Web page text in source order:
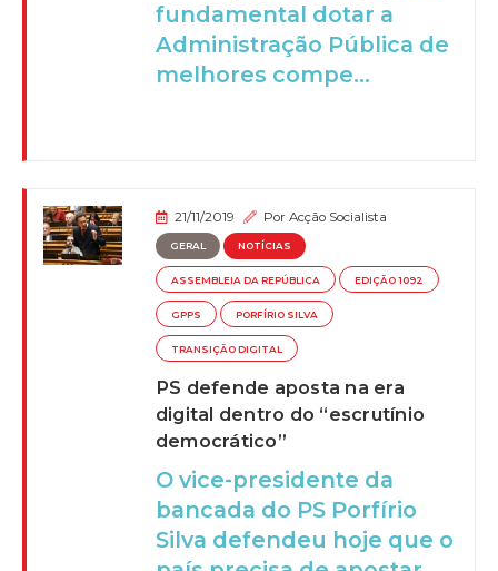
fundamental dotar a
Administração Pública de
melhores compe...
21/11/2019 PorAcção Socialista
GERAL NOTÍCIAS
ASSEMBLEIA DA REPÚBLICA EDIÇÃO 1092
GPPS PORFÍRIO SILVA
TRANSIÇÃO DIGITAL
PS defende aposta na era
digital dentro do “escrutínio
democrático”
O vice-presidente da
bancada do PS Porfírio
Silva defendeu hoje que o